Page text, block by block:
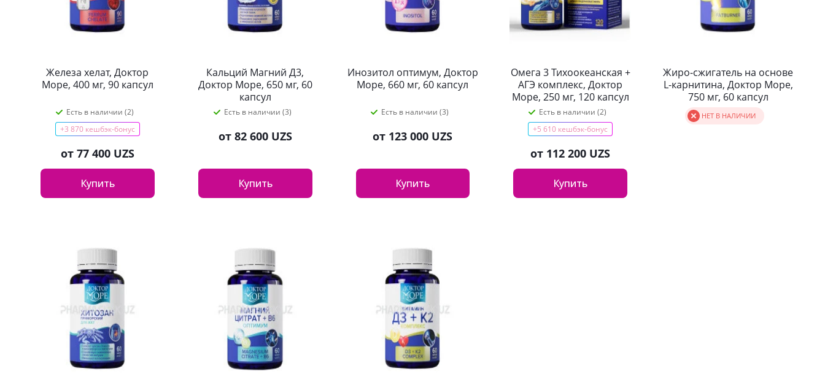
Железа хелат, Доктор
Море, 400 мг, 90 капсул
Есть в наличии (2)
+3 870 кешбэк-бонус
от 77 400 UZS
Купить
Кальций Магний Д3,
Доктор Море, 650 мг, 60
капсул
Есть в наличии (3)
от 82 600 UZS
Купить
Инозитол оптимум, Доктор
Море, 660 мг, 60 капсул
Есть в наличии (3)
от 123 000 UZS
Купить
Омега 3 Тихоокеанская +
АГЭ комплекс, Доктор
Море, 250 мг, 120 капсул
Есть в наличии (2)
+5 610 кешбэк-бонус
от 112 200 UZS
Купить
Жиро-сжигатель на основе
L-карнитина, Доктор Море,
750 мг, 60 капсул
НЕТ В НАЛИЧИИ